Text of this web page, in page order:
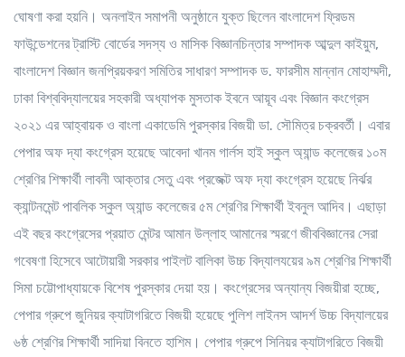
ঘোষণা করা হয়নি। অনলাইন সমাপনী অনুষ্ঠানে যুক্ত ছিলেন বাংলাদেশ ফ্রিডম
ফাউন্ডেশনের ট্রাস্টি বোর্ডের সদস্য ও মাসিক বিজ্ঞানচিন্তার সম্পাদক আব্দুল কাইয়ুম,
বাংলাদেশ বিজ্ঞান জনপ্রিয়করণ সমিতির সাধারণ সম্পাদক ড. ফারসীম মান্নান মোহাম্মদী,
ঢাকা বিশ্ববিদ্যালয়ের সহকারী অধ্যাপক মুসতাক ইবনে আয়ূব এবং বিজ্ঞান কংগ্রেস
২০২১ এর আহ্বায়ক ও বাংলা একাডেমি পুরস্কার বিজয়ী ডা. সৌমিত্র চক্রবর্তী। এবার
পেপার অফ দ্যা কংগ্রেস হয়েছে আবেদা খানম গার্লস হাই স্কুল অ্যান্ড কলেজের ১০ম
শ্রেণির শিক্ষার্থী লাবনী আক্তার সেতু এবং প্রজেক্ট অফ দ্যা কংগ্রেস হয়েছে নির্ঝর
ক্যান্টনমেন্ট পাবলিক স্কুল অ্যান্ড কলেজের ৫ম শ্রেণির শিক্ষার্থী ইবনুল আদিব। এছাড়া
এই বছর কংগ্রেসের প্রয়াত মেন্টর আমান উল্লাহ আমানের স্মরণে জীববিজ্ঞানের সেরা
গবেষণা হিসেবে আটোয়ারী সরকার পাইলট বালিকা উচ্চ বিদ্যালযয়ের ৯ম শ্রেণির শিক্ষার্থী
সিমা চট্টোপাধ্যায়কে বিশেষ পুরস্কার দেয়া হয়। কংগ্রেসের অন্যান্য বিজয়ীরা হচ্ছে,
পেপার গ্রুপে জুনিয়র ক্যাটাগরিতে বিজয়ী হয়েছে পুলিশ লাইনস আদর্শ উচ্চ বিদ্যালয়ের
৬ষ্ঠ শ্রেণির শিক্ষার্থী সাদিয়া বিনতে হাশিম। পেপার গ্রুপে সিনিয়র ক্যাটাগরিতে বিজয়ী